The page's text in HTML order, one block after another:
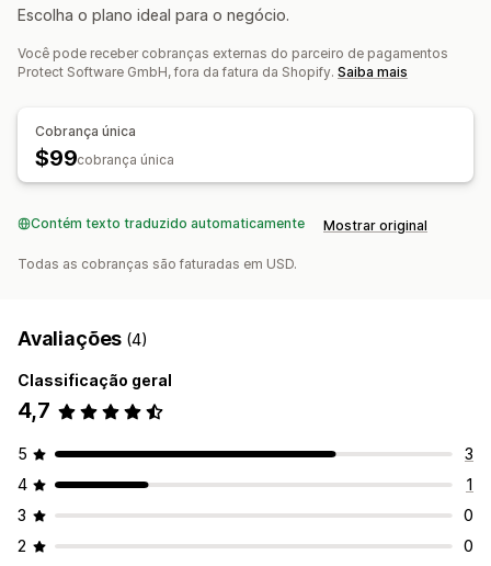
Entrega de e-mail Upload em massa
Downloads ilimitados
Links personalizados
Segurança de arquivo
Criptografia de arquivo
Restrições de IP
Hospedagem de arquivo
Escolha o plano ideal para o negócio.
Você pode receber cobranças externas do parceiro de pagamentos
Protect Software GmbH, fora da fatura da Shopify. Saiba mais
Cobrança única
$99cobrança única
Contém texto traduzido automaticamente Mostrar original
Todas as cobranças são faturadas em USD.
Avaliações (4)
Classificação geral
4,7
5
3
4
1
3
0
2
0